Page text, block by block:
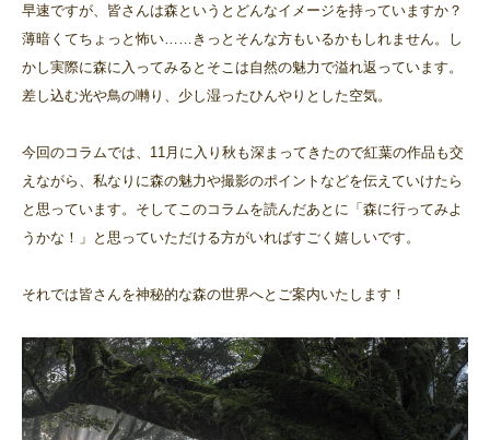
早速ですが、皆さんは森というとどんなイメージを持っていますか？
薄暗くてちょっと怖い……きっとそんな方もいるかもしれません。し
かし実際に森に入ってみるとそこは自然の魅力で溢れ返っています。
差し込む光や鳥の囀り、少し湿ったひんやりとした空気。
今回のコラムでは、11月に入り秋も深まってきたので紅葉の作品も交
えながら、私なりに森の魅力や撮影のポイントなどを伝えていけたら
と思っています。そしてこのコラムを読んだあとに「森に行ってみよ
うかな！」と思っていただける方がいればすごく嬉しいです。
それでは皆さんを神秘的な森の世界へとご案内いたします！